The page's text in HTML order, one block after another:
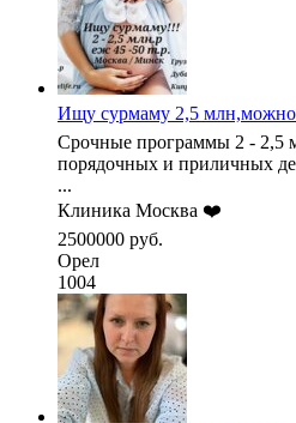
Ищу сурмаму 2,5
Срочные программы 2 - 2,5
порядочных и приличных
...
Клиника Москва ❤️
2500000 руб.
Орел
1004